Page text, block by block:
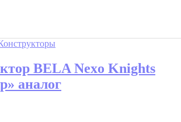
BELA Nexo Knights
аналог